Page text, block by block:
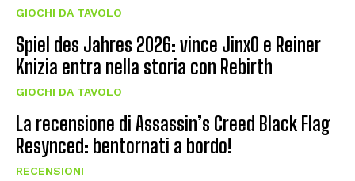
GIOCHI DA TAVOLO
Spiel des Jahres 2026: vince JinxO e Reiner
Knizia entra nella storia con Rebirth
GIOCHI DA TAVOLO
La recensione di Assassin’s Creed Black Flag
Resynced: bentornati a bordo!
RECENSIONI